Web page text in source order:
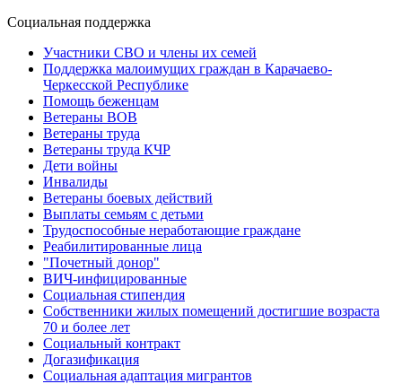
Социальная поддержка
Участники СВО и члены их семей
Поддержка малоимущих граждан в Карачаево-
Черкесской Республике
Помощь беженцам
Ветераны ВОВ
Ветераны труда
Ветераны труда КЧР
Дети войны
Инвалиды
Ветераны боевых действий
Выплаты семьям с детьми
Трудоспособные неработающие граждане
Реабилитированные лица
"Почетный донор"
ВИЧ-инфицированные
Социальная стипендия
Собственники жилых помещений достигшие возраста
70 и более лет
Социальный контракт
Догазификация
Социальная адаптация мигрантов